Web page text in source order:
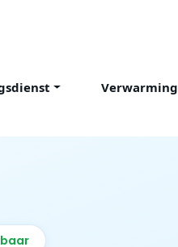
Verwarming